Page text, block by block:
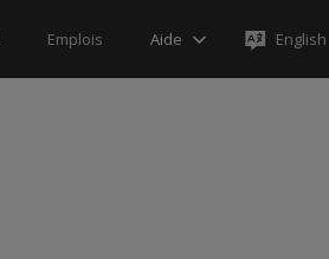
Emplois Aide English